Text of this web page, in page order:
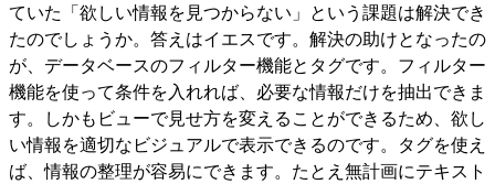
ていた「欲しい情報を見つからない」という課題は解決でき
たのでしょうか。答えはイエスです。解決の助けとなったの
が、データベースのフィルター機能とタグです。フィルター
機能を使って条件を入れれば、必要な情報だけを抽出できま
す。しかもビューで見せ方を変えることができるため、欲し
い情報を適切なビジュアルで表示できるのです。タグを使え
ば、情報の整理が容易にできます。たとえ無計画にテキスト